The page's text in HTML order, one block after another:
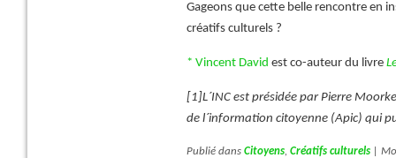
Gageons que cette belle rencontre en
créatifs culturels ?
* Vincent David est co-auteur du livre
[1]L´INC est présidée par Pierre
de l´information citoyenne (Apic) qui
Publié dans Citoyens, Créatifs culturels